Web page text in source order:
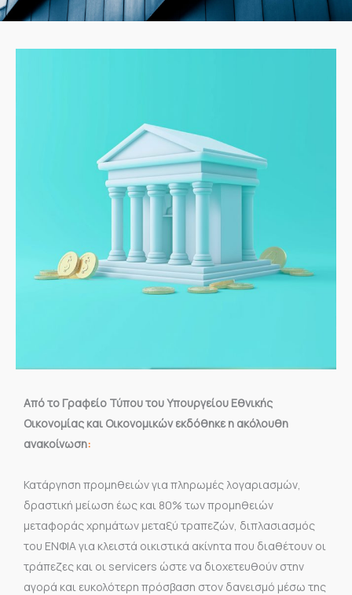
Από το Γραφείο Τύπου του Υπουργείου Εθνικής
Οικονομίας και Οικονομικών εκδόθηκε η ακόλουθη
ανακοίνωση:
Κατάργηση προμηθειών για πληρωμές λογαριασμών,
δραστική μείωση έως και 80% των προμηθειών
μεταφοράς χρημάτων μεταξύ τραπεζών, διπλασιασμός
του ΕΝΦΙΑ για κλειστά οικιστικά ακίνητα που διαθέτουν οι
τράπεζες και οι servicers ώστε να διοχετευθούν στην
αγορά και ευκολότερη πρόσβαση στον δανεισμό μέσω της